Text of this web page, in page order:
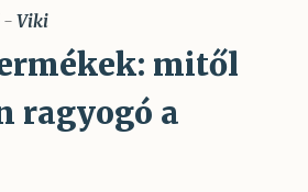
Viki
mitől
ragyogó a